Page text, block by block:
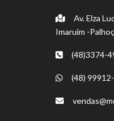
Av. Elza
Imaruim -
(48)3374-
(48)